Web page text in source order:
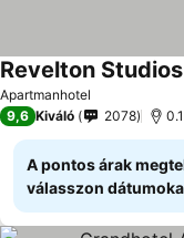
Apartmanhotel
Revelton
9,6 Kiváló 2078
A pontos árak
válasszon